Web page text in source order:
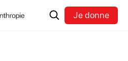
RechercheJe donne